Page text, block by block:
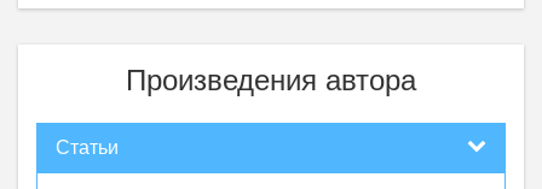
Произведения автора
Статьи